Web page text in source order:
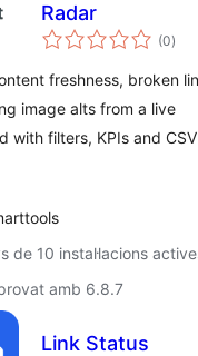
Radar
(0totals
)
freshness, broken
image alts from a live
with filters, KPIs and CSV
de 10 instal·lacions
amb 6.8.7
Link Status